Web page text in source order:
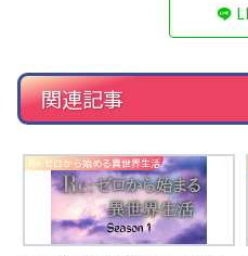
関連記事
Re:ゼロから始める異世界生活